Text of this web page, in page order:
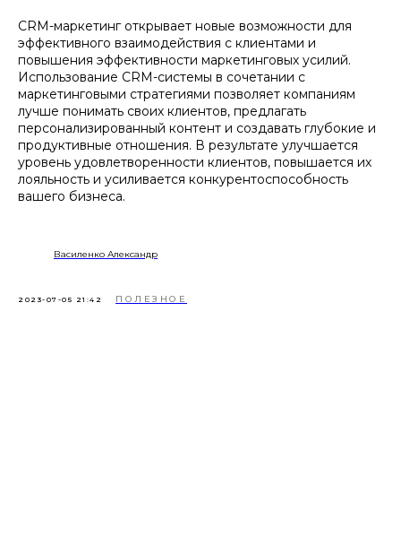
CRM-маркетинг открывает новые возможности для
эффективного взаимодействия с клиентами и
повышения эффективности маркетинговых усилий.
Использование CRM-системы в сочетании с
маркетинговыми стратегиями позволяет компаниям
лучше понимать своих клиентов, предлагать
персонализированный контент и создавать глубокие и
продуктивные отношения. В результате улучшается
уровень удовлетворенности клиентов, повышается их
лояльность и усиливается конкурентоспособность
вашего бизнеса.
Василенко Александр
2023-07-05 21:42 ПОЛЕЗНОЕ